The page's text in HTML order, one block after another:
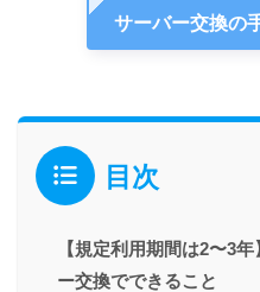
サーバー交換の
目次
【規定利用期間は2〜3
ー交換でできること